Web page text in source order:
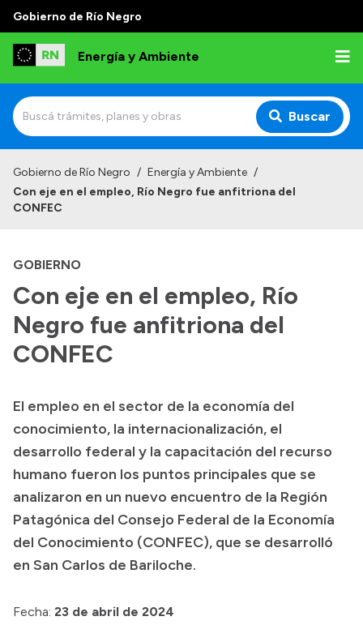
Gobierno de Río Negro
Energía y Ambiente
Buscar
Institucional
Autoridades
Normativa
Reportes
Presupuesto
Boletín Oficial
Compras y licitaciones
Consulta de expedientes
Consulta de pago a proveedores
Convocatorias
Login
Gobierno de Río Negro / Energía y Ambiente /
Con eje en el empleo, Río Negro fue anfitriona del
CONFEC
GOBIERNO
Con eje en el empleo, Río
Negro fue anfitriona del
CONFEC
El empleo en el sector de la economía del
conocimiento, la internacionalización, el
desarrollo federal y la capacitación del recurso
humano fueron los puntos principales que se
analizaron en un nuevo encuentro de la Región
Patagónica del Consejo Federal de la Economía
del Conocimiento (CONFEC), que se desarrolló
en San Carlos de Bariloche.
Fecha: 23 de abril de 2024